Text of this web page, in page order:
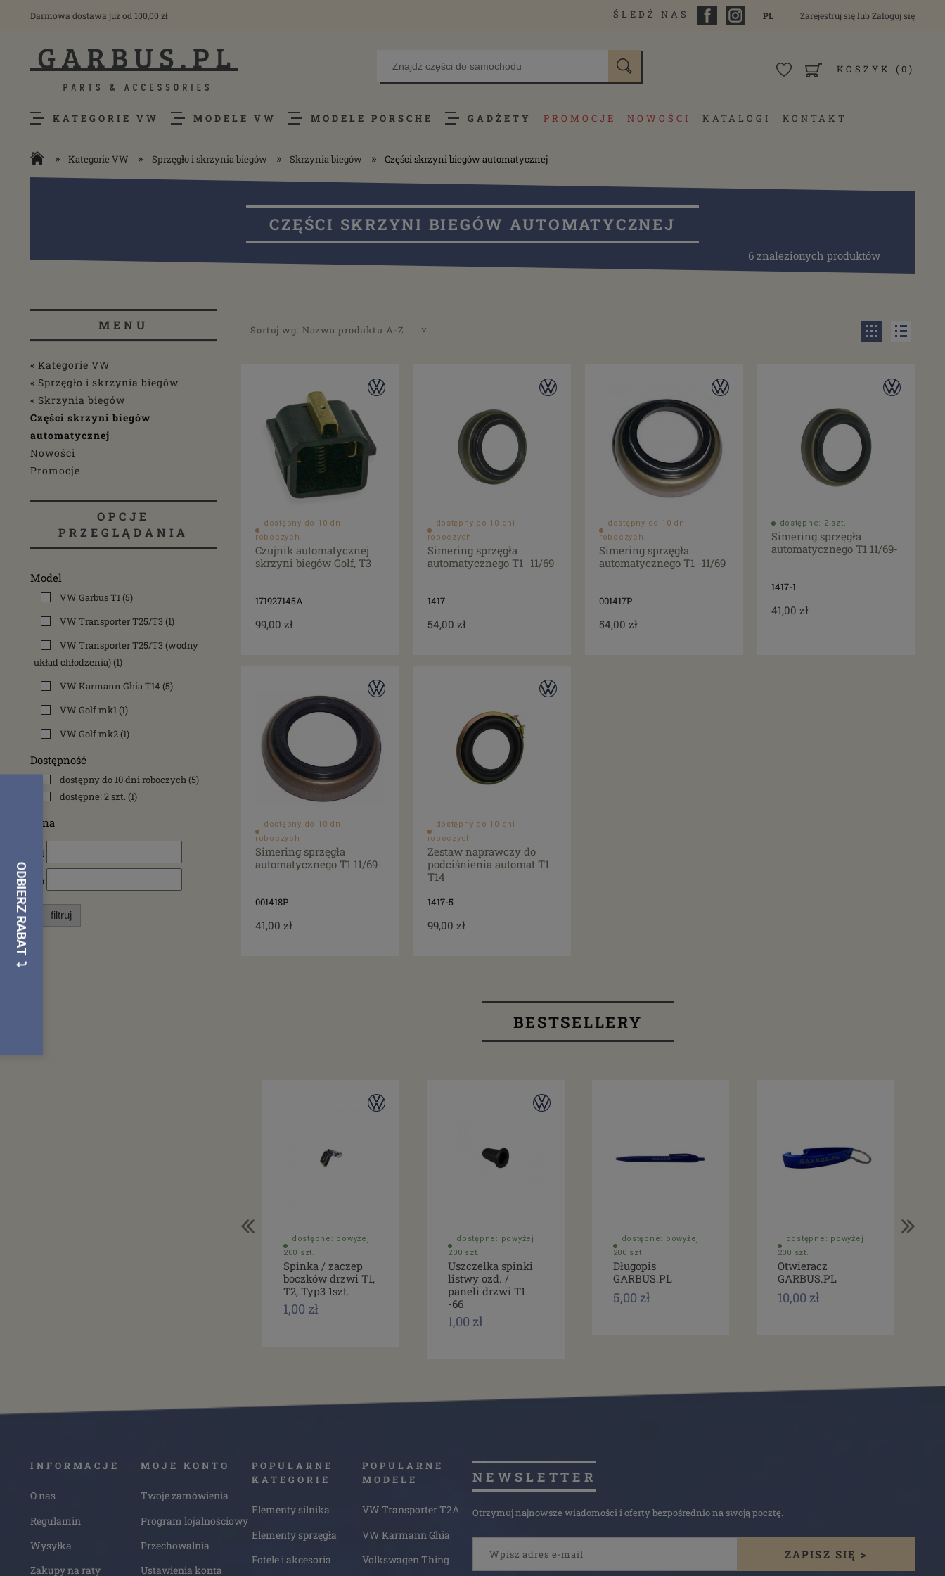
Darmowa dostawa już od 100,00 zł ŚLEDŹ NAS PL Zarejestruj sięlub Zaloguj się
KOSZYK (0)
KATEGORIE VW MODELE VW MODELE PORSCHE GADŻETY PROMOCJE NOWOŚCI KATALOGI KONTAKT
» Kategorie VW » Sprzęgło i skrzynia biegów » Skrzynia biegów » Części skrzyni biegów automatycznej
CZĘŚCI SKRZYNI BIEGÓW AUTOMATYCZNEJ
6 znalezionych produktów
MENU
« Kategorie VW
« Sprzęgło i skrzynia biegów
« Skrzynia biegów
Części skrzyni biegów
automatycznej
Nowości
Promocje
OPCJE
PRZEGLĄDANIA
Model
VW Garbus T1(5)
VW Transporter T25/T3(1)
VW Transporter T25/T3 (wodny
układ chłodzenia)(1)
VW Karmann Ghia T14 (5)
VW Golf mk1(1)
VW Golf mk2(1)
Dostępność
dostępny do 10 dni roboczych(5)
dostępne: 2 szt. (1)
Cena
od
do
filtruj
Sortuj wg: Nazwa produktu A-Z
dostępny do 10 dni
roboczych
Czujnik automatycznej
skrzyni biegów Golf, T3
171927145A
99,00 zł
dostępny do 10 dni
roboczych
Simering sprzęgła
automatycznego T1 -11/69
1417
54,00 zł
dostępny do 10 dni
roboczych
Simering sprzęgła
automatycznego T1 -11/69
001417P
54,00 zł
dostępne: 2 szt.
Simering sprzęgła
automatycznego T1 11/69-
1417-1
41,00 zł
dostępny do 10 dni
roboczych
Simering sprzęgła
automatycznego T1 11/69-
001418P
41,00 zł
dostępny do 10 dni
roboczych
Zestaw naprawczy do
podciśnienia automat T1
T14
1417-5
99,00 zł
BESTSELLERY
dostępne: powyżej
200 szt.
Spinka / zaczep
boczków drzwi T1,
T2, Typ3 1szt.
1,00 zł
dostępne: powyżej
200 szt.
Uszczelka spinki
listwy ozd. /
paneli drzwi T1
-66
1,00 zł
dostępne: powyżej
200 szt.
Długopis
GARBUS.PL
5,00 zł
dostępne: powyżej
200 szt.
Otwieracz
GARBUS.PL
10,00 zł
INFORMACJE
O nas
Regulamin
Wysyłka
Zakupy na raty
MOJE KONTO
Twoje zamówienia
Program lojalnościowy
Przechowalnia
Ustawienia konta
POPULARNE
KATEGORIE
Elementy silnika
Elementy sprzęgła
Fotele i akcesoria
POPULARNE
MODELE
VW Transporter T2A
VW Karmann Ghia
Volkswagen Thing
NEWSLETTER
Otrzymuj najnowsze wiadomości i oferty bezpośrednio na swoją pocztę.
ZAPISZ SIĘ >